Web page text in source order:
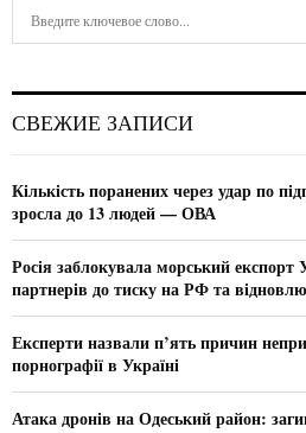
h
o
r
СВЕЖИЕ ЗАПИСИ
Кількість поранених через удар по
зросла до 13 людей — ОВА
Росія заблокувала морський
партнерів до тиску на РФ та
Експерти назвали п’ять причин
порнографії в Україні
Атака дронів на Одеський район: